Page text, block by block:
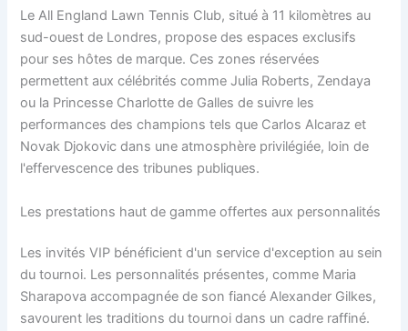
Le All England Lawn Tennis Club, situé à 11 kilomètres au
sud-ouest de Londres, propose des espaces exclusifs
pour ses hôtes de marque. Ces zones réservées
permettent aux célébrités comme Julia Roberts, Zendaya
ou la Princesse Charlotte de Galles de suivre les
performances des champions tels que Carlos Alcaraz et
Novak Djokovic dans une atmosphère privilégiée, loin de
l'effervescence des tribunes publiques.
Les prestations haut de gamme offertes aux personnalités
Les invités VIP bénéficient d'un service d'exception au sein
du tournoi. Les personnalités présentes, comme Maria
Sharapova accompagnée de son fiancé Alexander Gilkes,
savourent les traditions du tournoi dans un cadre raffiné.